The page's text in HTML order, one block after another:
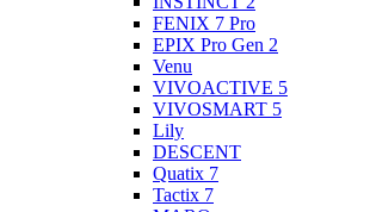
FENIX 7 Pro
EPIX Pro Gen 2
Venu
VIVOACTIVE 5
VIVOSMART 5
Lily
DESCENT
Quatix 7
Tactix 7